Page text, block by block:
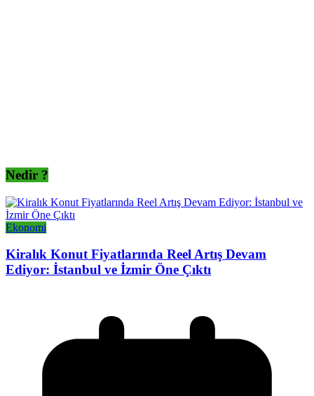
Nedir ?
Ekonomi
Kiralık Konut Fiyatlarında Reel Artış Devam
Ediyor: İstanbul ve İzmir Öne Çıktı